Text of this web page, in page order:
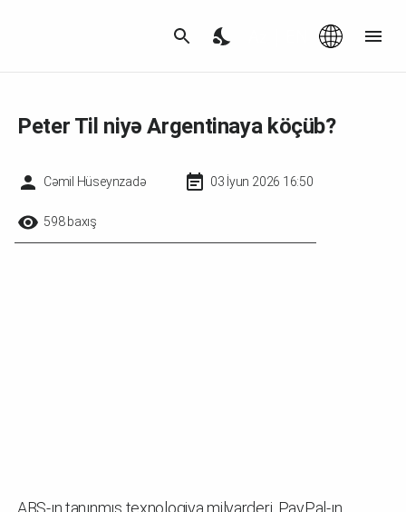
Peter Til niyə Argentinaya köçüb?
Cəmil Hüseynzadə 03 İyun 2026 16:50
598 baxış
ABŞ-ın tanınmış texnologiya milyarderi, PayPal-ın